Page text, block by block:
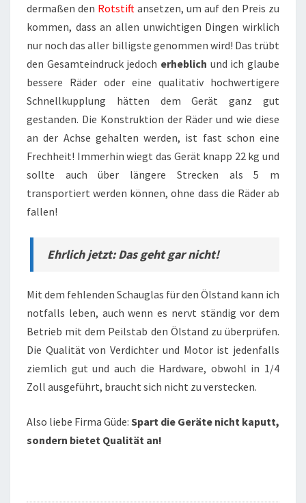
dermaßen den Rotstift ansetzen, um auf den Preis zu
kommen, dass an allen unwichtigen Dingen wirklich
nur noch das aller billigste genommen wird! Das trübt
den Gesamteindruck jedoch erheblich und ich glaube
bessere Räder oder eine qualitativ hochwertigere
Schnellkupplung hätten dem Gerät ganz gut
gestanden. Die Konstruktion der Räder und wie diese
an der Achse gehalten werden, ist fast schon eine
Frechheit! Immerhin wiegt das Gerät knapp 22 kg und
sollte auch über längere Strecken als 5 m
transportiert werden können, ohne dass die Räder ab
fallen!
Ehrlich jetzt: Das geht gar nicht!
Mit dem fehlenden Schauglas für den Ölstand kann ich
notfalls leben, auch wenn es nervt ständig vor dem
Betrieb mit dem Peilstab den Ölstand zu überprüfen.
Die Qualität von Verdichter und Motor ist jedenfalls
ziemlich gut und auch die Hardware, obwohl in 1/4
Zoll ausgeführt, braucht sich nicht zu verstecken.
Also liebe Firma Güde: Spart die Geräte nicht kaputt,
sondern bietet Qualität an!